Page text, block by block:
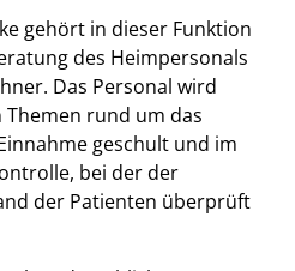
gehört in dieser Funktion
des Heimpersonals
Das Personal wird
rund um das
geschult und im
bei der der
der Patienten überprüft